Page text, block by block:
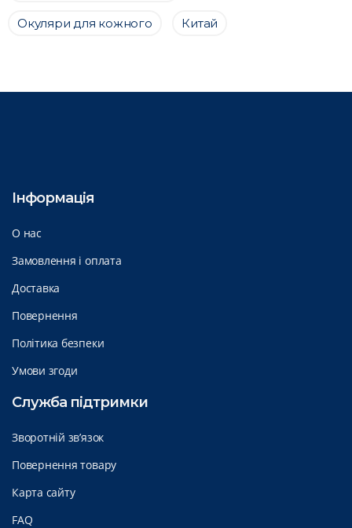
Окуляри для кожного Китай
Інформація
О нас
Замовлення і оплата
Доставка
Повернення
Політика безпеки
Умови згоди
Служба підтримки
Зворотній зв’язок
Повернення товару
Карта сайту
FAQ